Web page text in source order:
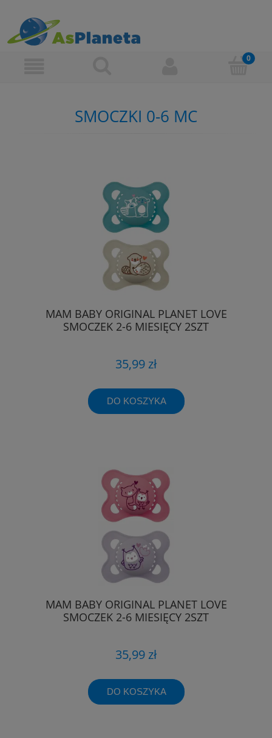
SMOCZKI 0-6 MC
MAM BABY ORIGINAL PLANET LOVE
SMOCZEK 2-6 MIESIĘCY 2SZT
35,99 zł
DO KOSZYKA
MAM BABY ORIGINAL PLANET LOVE
SMOCZEK 2-6 MIESIĘCY 2SZT
35,99 zł
DO KOSZYKA